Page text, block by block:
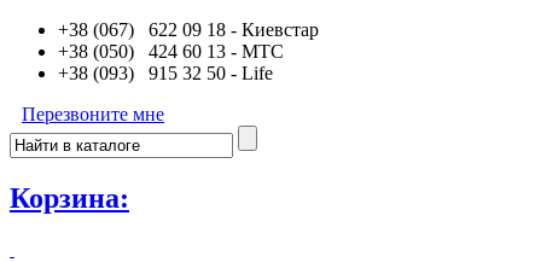
+38 (067) 622 09 18 - Киевстар
+38 (050) 424 60 13 - MTC
+38 (093) 915 32 50 - Life
Перезвоните мне
Корзина: